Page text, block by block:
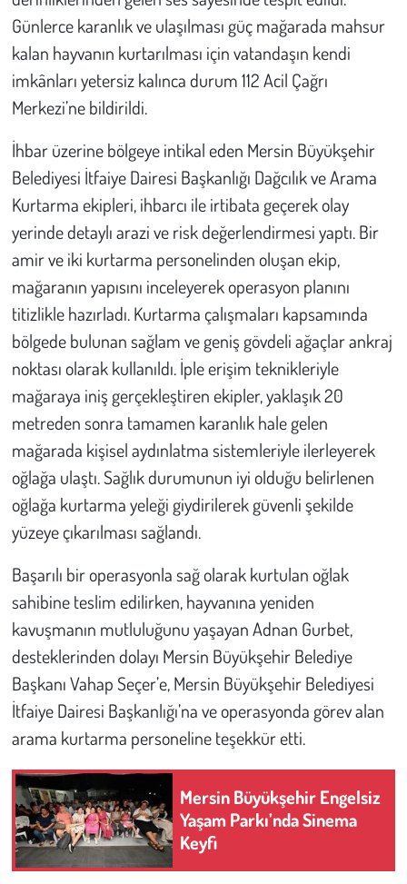
Günlerce karanlık ve ulaşılması güç mağarada mahsur
kalan hayvanın kurtarılması için vatandaşın kendi
imkânları yetersiz kalınca durum 112 Acil Çağrı
Merkezi’ne bildirildi.
İhbar üzerine bölgeye intikal eden Mersin Büyükşehir
Belediyesi İtfaiye Dairesi Başkanlığı Dağcılık ve Arama
Kurtarma ekipleri, ihbarcı ile irtibata geçerek olay
yerinde detaylı arazi ve risk değerlendirmesi yaptı. Bir
amir ve iki kurtarma personelinden oluşan ekip,
mağaranın yapısını inceleyerek operasyon planını
titizlikle hazırladı. Kurtarma çalışmaları kapsamında
bölgede bulunan sağlam ve geniş gövdeli ağaçlar ankraj
noktası olarak kullanıldı. İple erişim teknikleriyle
mağaraya iniş gerçekleştiren ekipler, yaklaşık 20
metreden sonra tamamen karanlık hale gelen
mağarada kişisel aydınlatma sistemleriyle ilerleyerek
oğlağa ulaştı. Sağlık durumunun iyi olduğu belirlenen
oğlağa kurtarma yeleği giydirilerek güvenli şekilde
yüzeye çıkarılması sağlandı.
Başarılı bir operasyonla sağ olarak kurtulan oğlak
sahibine teslim edilirken, hayvanına yeniden
kavuşmanın mutluluğunu yaşayan Adnan Gurbet,
desteklerinden dolayı Mersin Büyükşehir Belediye
Başkanı Vahap Seçer’e, Mersin Büyükşehir Belediyesi
İtfaiye Dairesi Başkanlığı’na ve operasyonda görev alan
arama kurtarma personeline teşekkür etti.
Mersin Büyükşehir Engelsiz
Yaşam Parkı’nda Sinema
Keyfi